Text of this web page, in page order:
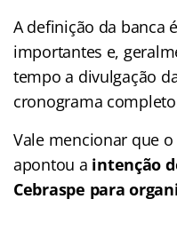
A definição da banca
importantes e,
tempo a divulgação
cronograma
Vale mencionar que
apontou a intenção
Cebraspe para